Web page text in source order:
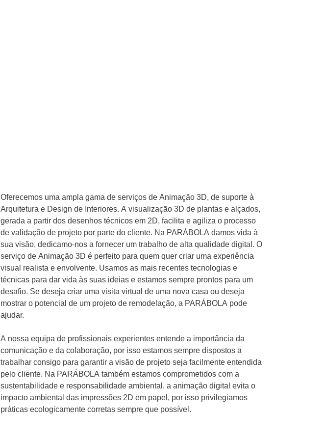
Oferecemos uma ampla gama de serviços de Animação 3D, de suporte à
Arquitetura e Design de Interiores. A visualização 3D de plantas e alçados,
gerada a partir dos desenhos técnicos em 2D, facilita e agiliza o processo
de validação de projeto por parte do cliente. Na PARÁBOLA damos vida à
sua visão, dedicamo-nos a fornecer um trabalho de alta qualidade digital. O
serviço de Animação 3D é perfeito para quem quer criar uma experiência
visual realista e envolvente. Usamos as mais recentes tecnologias e
técnicas para dar vida às suas ideias e estamos sempre prontos para um
desafio. Se deseja criar uma visita virtual de uma nova casa ou deseja
mostrar o potencial de um projeto de remodelação, a PARÁBOLA pode
ajudar.
A nossa equipa de profissionais experientes entende a importância da
comunicação e da colaboração, por isso estamos sempre dispostos a
trabalhar consigo para garantir a visão de projeto seja facilmente entendida
pelo cliente. Na PARÁBOLA também estamos comprometidos com a
sustentabilidade e responsabilidade ambiental, a animação digital evita o
impacto ambiental das impressões 2D em papel, por isso privilegiamos
práticas ecologicamente corretas sempre que possível.